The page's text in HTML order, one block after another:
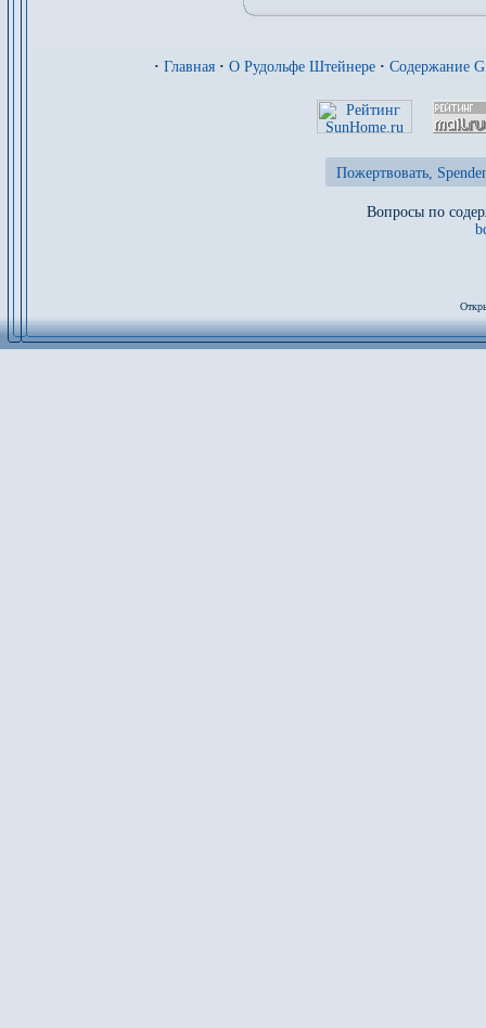
· Главная · О Рудольфе Штейнере · Содержание
Пожертвовать,
Вопросы по